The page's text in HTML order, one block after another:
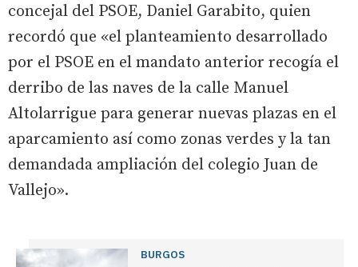
concejal del PSOE, Daniel Garabito, quien
recordó que «el planteamiento desarrollado
por el PSOE en el mandato anterior recogía el
derribo de las naves de la calle Manuel
Altolarrigue para generar nuevas plazas en el
aparcamiento así como zonas verdes y la tan
demandada ampliación del colegio Juan de
Vallejo».
BURGOS